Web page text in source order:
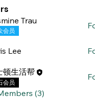
Trau
Trau
会员
Lee
顿生活帮
会员
(3)